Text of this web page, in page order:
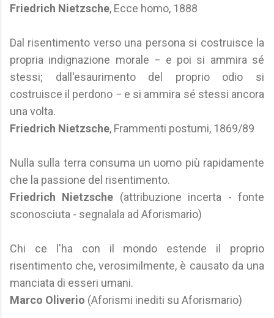
Friedrich Nietzsche, Ecce homo, 1888
Dal risentimento verso una persona si costruisce la
propria indignazione morale − e poi si ammira sé
stessi; dall'esaurimento del proprio odio si
costruisce il perdono − e si ammira sé stessi ancora
una volta.
Friedrich Nietzsche, Frammenti postumi, 1869/89
Nulla sulla terra consuma un uomo più rapidamente
che la passione del risentimento.
Friedrich Nietzsche (attribuzione incerta - fonte
sconosciuta - segnalala ad Aforismario)
Chi ce l'ha con il mondo estende il proprio
risentimento che, verosimilmente, è causato da una
manciata di esseri umani.
Marco Oliverio (Aforismi inediti su Aforismario)